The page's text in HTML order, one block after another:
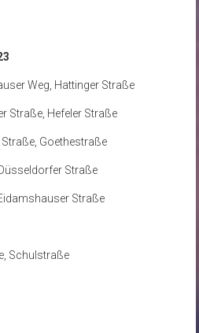
Weg, Hattinger Straße
Straße, Hefeler Straße
Goethestraße
Straße
Straße
Schulstraße